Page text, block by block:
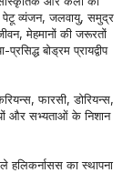
पेटू व्यंजन, जलवायु, समुद्र
मेहमानों की जरूरतों
बोड्रम प्रायद्वीप
फारसी, डोरियन्स,
और सभ्यताओं के निशान
हलिकर्नासस का स्थापना